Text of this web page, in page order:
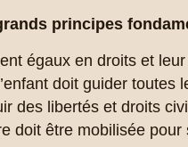
principes
égaux en droits et
doit guider
des libertés et droits
doit être mobilisée